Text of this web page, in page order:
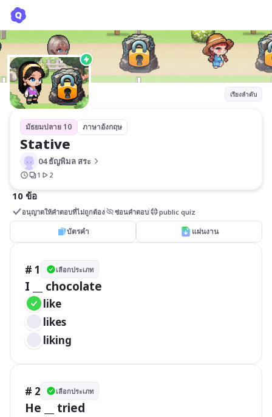
เรียงลำดับ
มัธยมปลาย 10 ภาษาอังกฤษ
Stative
04 ธัญพิมล สระ
1 2
10 ข้อ
อนุญาตให้คำตอบที่ไม่ถูกต้อง ซ่อนคำตอบ public quiz
บัตรคำ แผ่นงาน
# 1 เลือกประเภท
I __ chocolate
like
likes
liking
# 2 เลือกประเภท
He __ tried